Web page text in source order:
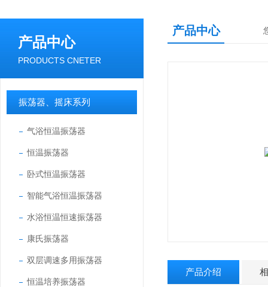
产品中心
PRODUCTS CNETER
振荡器、摇床系列
气浴恒温振荡器
恒温振荡器
卧式恒温振荡器
智能气浴恒温振荡器
水浴恒温恒速振荡器
康氏振荡器
双层调速多用振荡器
恒温培养振荡器
产品中心
产品介绍